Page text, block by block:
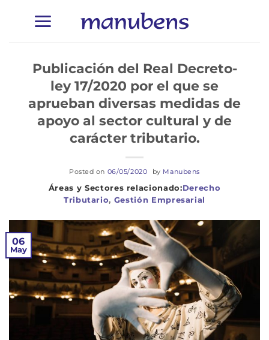
Derecho
Tributario, Gestión Empresarial
Publicación del Real Decreto-
ley 17/2020 por el que se
aprueban diversas medidas de
apoyo al sector cultural y de
carácter tributario.
Posted on 06/05/2020 by Manubens
06
May